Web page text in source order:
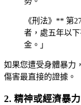
《刑法》** 第
者，處五年以
金。」
如果您遭受身體暴力
傷害最直接的證據。
2. 精神或經濟暴